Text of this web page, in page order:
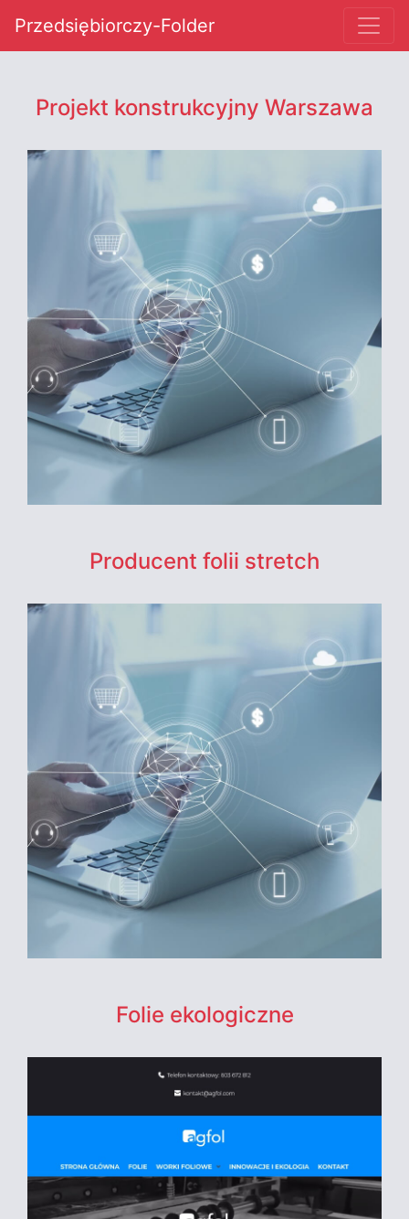
Przedsiębiorczy-Folder
Projekt konstrukcyjny Warszawa
Producent folii stretch
Folie ekologiczne